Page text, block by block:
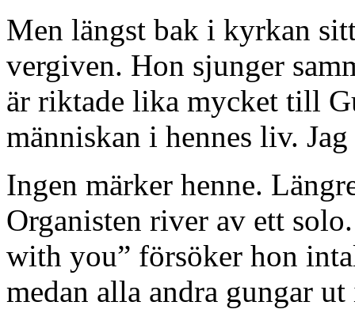
Men längst bak i kyrkan
vergiven. Hon sjunger
är riktade lika mycket till
människan i hennes liv.
Ingen märker henne.
Organisten river av ett
with you” försöker hon
medan alla andra gungar